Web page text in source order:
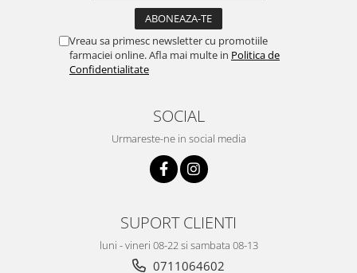
Vreau sa primesc newsletter cu promotiile
farmaciei online. Afla mai multe in Politica de
Confidentialitate
SOCIAL
Urmareste-ne in social media
SUPORT CLIENTI
luni - vineri 08-22 si sambata 08-13
0711064602